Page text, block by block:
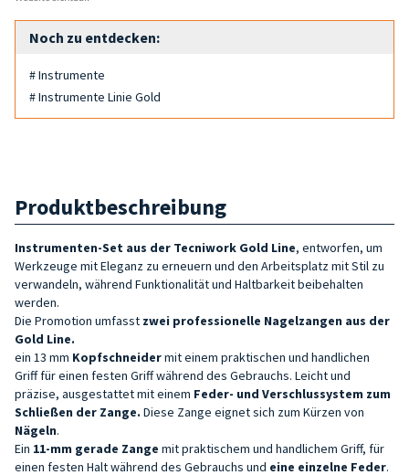
Noch zu entdecken:
# Instrumente
# Instrumente Linie Gold
Produktbeschreibung
Instrumenten-Set aus der Tecniwork Gold Line, entworfen, um
Werkzeuge mit Eleganz zu erneuern und den Arbeitsplatz mit Stil zu
verwandeln, während Funktionalität und Haltbarkeit beibehalten
werden.
Die Promotion umfasst zwei professionelle Nagelzangen aus der
Gold Line.
ein 13 mm Kopfschneidermit einem praktischen und handlichen
Griff für einen festen Griff während des Gebrauchs. Leicht und
präzise, ausgestattet mit einem Feder- und Verschlussystem zum
Schließen der Zange. Diese Zange eignet sich zum Kürzen von
Nägeln.
Ein 11-mm gerade Zange mit praktischem und handlichem Griff, für
einen festen Halt während des Gebrauchs und eine einzelne Feder.